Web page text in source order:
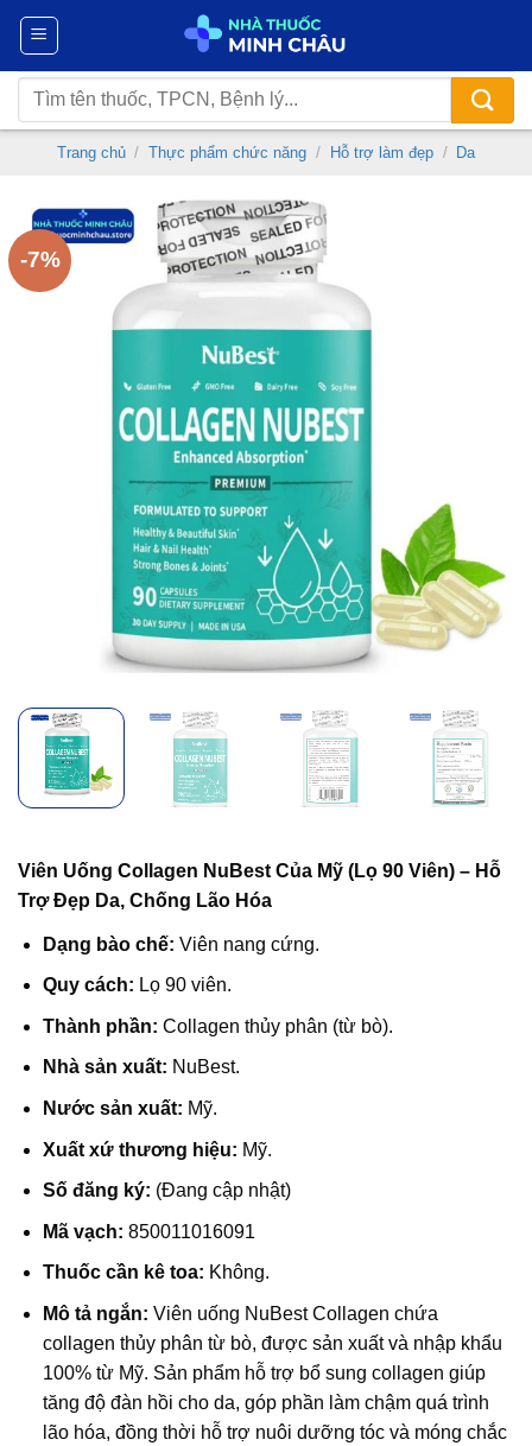
Chuyển
nội
dung
Tìm
kiếm:
Trang chủ / Thực phẩm chức năng / Hỗ trợ làm đẹp / Da
-7%
Viên Uống Collagen NuBest Của Mỹ (Lọ 90 Viên) – Hỗ
Trợ Đẹp Da, Chống Lão Hóa
Dạng bào chế: Viên nang cứng.
Quy cách: Lọ 90 viên.
Thành phần: Collagen thủy phân (từ bò).
Nhà sản xuất: NuBest.
Nước sản xuất: Mỹ.
Xuất xứ thương hiệu: Mỹ.
Số đăng ký: (Đang cập nhật)
Mã vạch: 850011016091
Thuốc cần kê toa: Không.
Mô tả ngắn: Viên uống NuBest Collagen chứa
collagen thủy phân từ bò, được sản xuất và nhập khẩu
100% từ Mỹ. Sản phẩm hỗ trợ bổ sung collagen giúp
tăng độ đàn hồi cho da, góp phần làm chậm quá trình
lão hóa, đồng thời hỗ trợ nuôi dưỡng tóc và móng chắc